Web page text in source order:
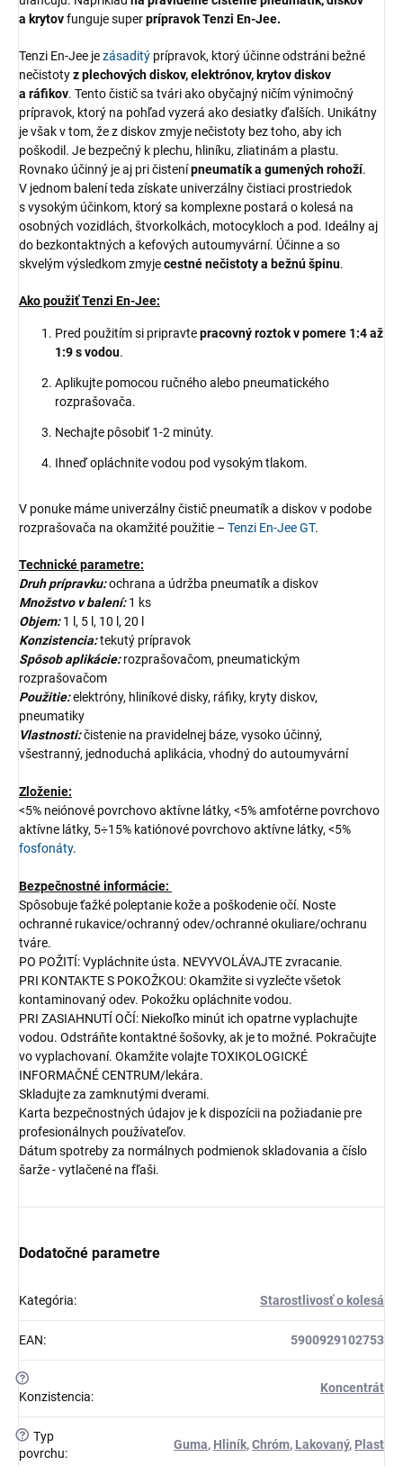
a krytovfunguje superprípravok Tenzi En-Jee.
Tenzi En-Jee jezásaditý prípravok, ktorý účinne odstráni bežné
nečistotyz plechových diskov, elektrónov, krytov diskov
a ráfikov. Tento čistič sa tvári ako obyčajný ničím výnimočný
prípravok, ktorý na pohľad vyzerá ako desiatky ďalších. Unikátny
je však v tom, že z diskov zmyje nečistoty bez toho, aby ich
poškodil. Je bezpečný k plechu, hliníku, zliatinám a plastu.
Rovnako účinný je aj pri čistenípneumatík a gumených rohoží.
V jednom balení teda získate univerzálny čistiaci prostriedok
s vysokým účinkom, ktorý sa komplexne postará o kolesá na
osobných vozidlách, štvorkolkách, motocykloch a pod. Ideálny aj
do bezkontaktných a kefových autoumyvární. Účinne a so
skvelým výsledkom zmyjecestné nečistoty a bežnú špinu.
Ako použiť Tenzi En-Jee:
Pred použitím si pripravtepracovný roztok v pomere 1:4 až
1:9 s vodou.
Aplikujte pomocou ručného alebo pneumatického
rozprašovača.
Nechajte pôsobiť 1-2 minúty.
Ihneď opláchnite vodou pod vysokým tlakom.
V ponuke máme univerzálny čistič pneumatík a diskov v podobe
rozprašovača na okamžité použitie – Tenzi En-Jee GT.
Technické parametre:
Druh prípravku:ochrana a údržba pneumatík a diskov
Množstvo v balení:1 ks
Objem: 1 l, 5 l, 10 l, 20 l
Konzistencia:tekutý prípravok
Spôsob aplikácie:rozprašovačom, pneumatickým
rozprašovačom
Použitie:elektróny, hliníkové disky, ráfiky, kryty diskov,
pneumatiky
Vlastnosti:čistenie na pravidelnej báze, vysoko účinný,
všestranný, jednoduchá aplikácia, vhodný do autoumyvární
Zloženie:
<5% neiónové povrchovo aktívne látky, <5% amfotérne povrchovo
aktívne látky, 5÷15% katiónové povrchovo aktívne látky, <5%
fosfonáty.
Bezpečnostné informácie:
Spôsobuje ťažké poleptanie kože a poškodenie očí. Noste
ochranné rukavice/ochranný odev/ochranné okuliare/ochranu
tváre.
PO POŽITÍ: Vypláchnite ústa. NEVYVOLÁVAJTE zvracanie.
PRI KONTAKTE S POKOŽKOU: Okamžite si vyzlečte všetok
kontaminovaný odev. Pokožku opláchnite vodou.
PRI ZASIAHNUTÍ OČÍ: Niekoľko minút ich opatrne vyplachujte
vodou. Odstráňte kontaktné šošovky, ak je to možné. Pokračujte
vo vyplachovaní. Okamžite volajte TOXIKOLOGICKÉ
INFORMAČNÉ CENTRUM/lekára.
Skladujte za zamknutými dverami.
Karta bezpečnostných údajov je k dispozícii na požiadanie pre
profesionálnych používateľov.
Dátum spotreby za normálnych podmienok skladovania a číslo
šarže - vytlačené na fľaši.
Dodatočné parametre
Kategória: Starostlivosť o kolesá
EAN: 5900929102753
?
Konzistencia:
Koncentrát
? Typ
povrchu:
Guma, Hliník,Chróm, Lakovaný, Plast